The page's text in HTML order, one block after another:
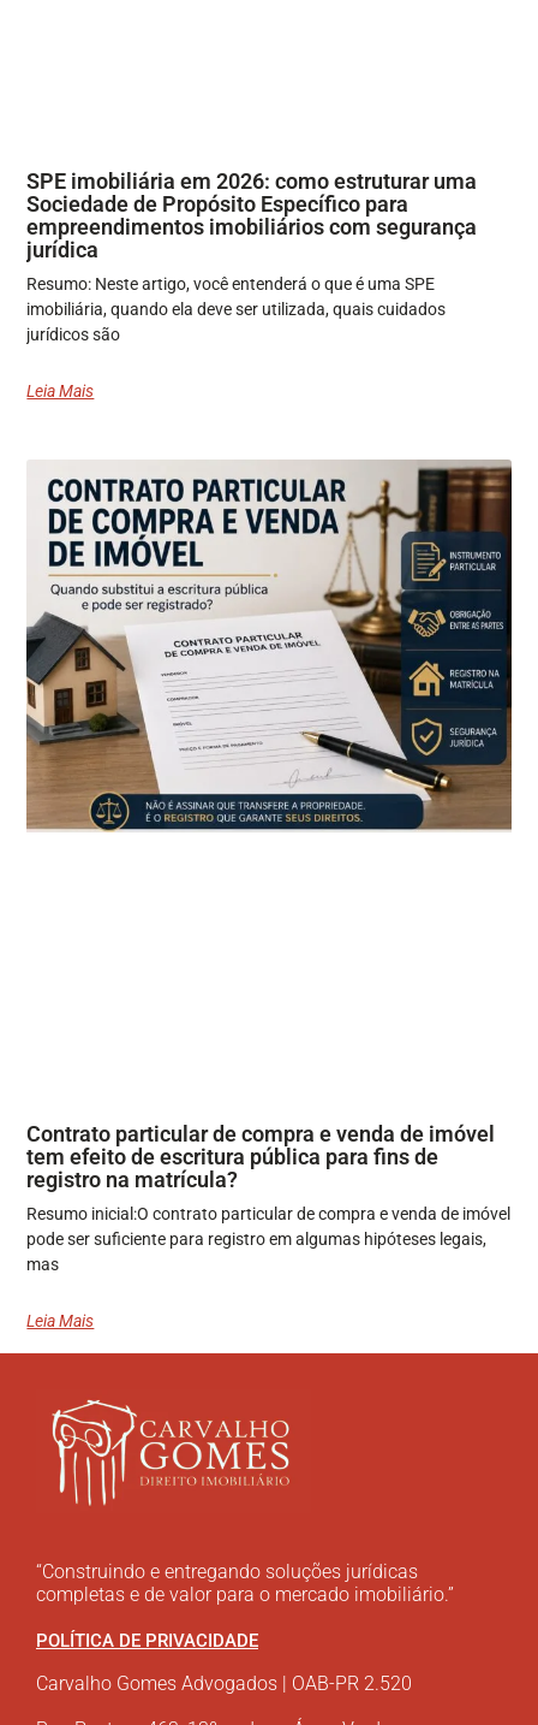
SPE imobiliária em 2026: como estruturar uma
Sociedade de Propósito Específico para
empreendimentos imobiliários com segurança
jurídica
Resumo: Neste artigo, você entenderá o que é uma SPE
imobiliária, quando ela deve ser utilizada, quais cuidados
jurídicos são
Leia Mais
Contrato particular de compra e venda de imóvel
tem efeito de escritura pública para fins de
registro na matrícula?
Resumo inicial:O contrato particular de compra e venda de imóvel
pode ser suficiente para registro em algumas hipóteses legais,
mas
Leia Mais
“Construindo e entregando soluções jurídicas
completas e de valor para o mercado imobiliário.”
POLÍTICA DE PRIVACIDADE
Carvalho Gomes Advogados | OAB-PR 2.520